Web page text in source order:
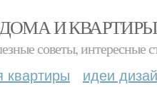
И КВАРТИРЫ
советы, интересные
квартиры идеи